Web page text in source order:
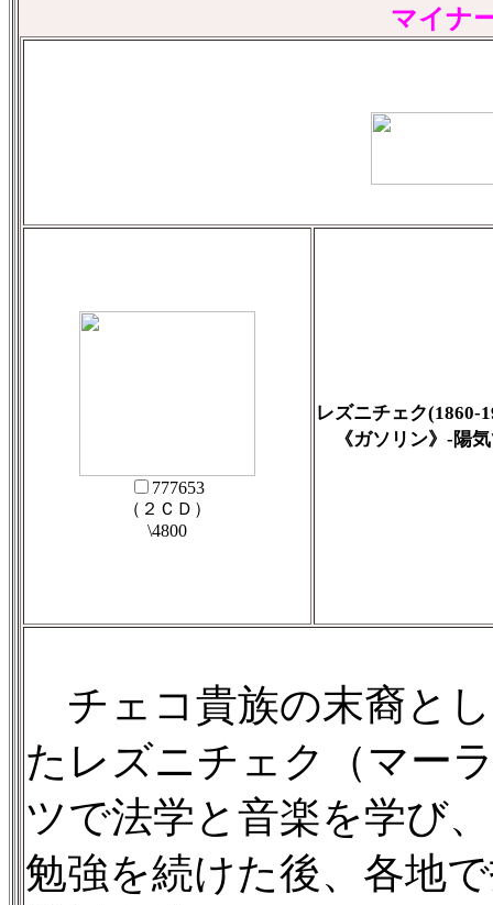
マイナ
777653
（２ＣＤ）
\4800
レズニチェク(1860-
《ガソリン》-陽気
チェコ貴族の末裔と
たレズニチェク（マー
ツで法学と音楽を学び
勉強を続けた後、各地